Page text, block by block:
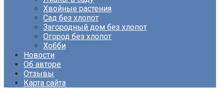
Хвойные растения
Сад без хлопот
Загородный дом без хлопот
Огород без хлопот
Хобби
Новости
Об авторе
Отзывы
Карта сайта